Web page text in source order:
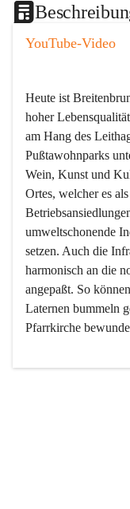
YouTube-Video
Heute ist
hoher
am Hang des
Pußtawohnparks
Wein, Kunst und
Ortes, welcher es
umweltschonende
setzen. Auch die
harmonisch an die
angepaßt. So
Laternen bummeln
Pfarrkirche
Der Weinbau